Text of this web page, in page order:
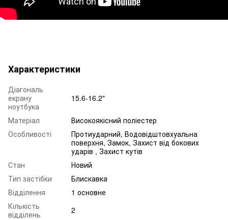
Характеристики
Діагональ
екрану
ноутбука
15.6-16.2"
Матеріал
Високоякісний поліестер
Особливості
Протиударний, Водовідштовхуальна
поверхня, Замок, Захист від бокових
ударів , Захист кутів
Стан
Новий
Тип застібки
Блискавка
Відділення
1 основне
Кількість
відділень
2